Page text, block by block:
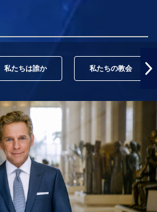
私たちは誰か 私たちの教会